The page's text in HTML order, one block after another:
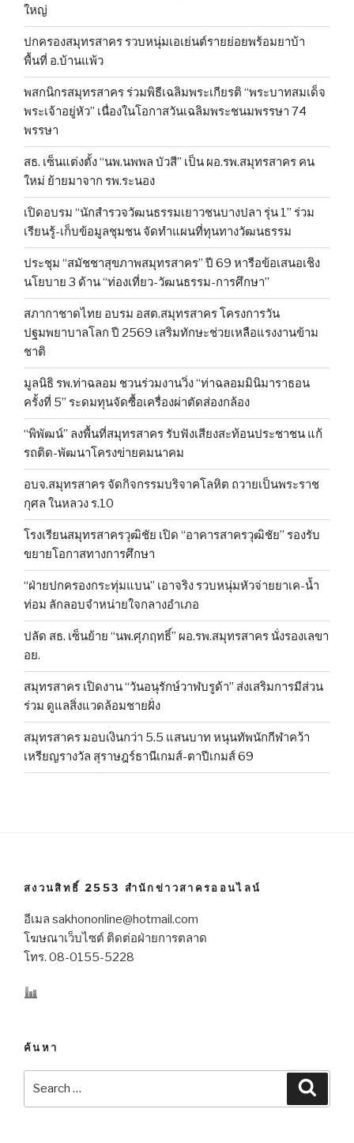
ใหญ่
ปกครองสมุทรสาคร รวบหนุ่มเอเย่นต์รายย่อยพร้อมยาบ้า
พื้นที่ อ.บ้านแพ้ว
พสกนิกรสมุทรสาคร ร่วมพิธีเฉลิมพระเกียรติ “พระบาทสมเด็จ
พระเจ้าอยู่หัว” เนื่องในโอกาสวันเฉลิมพระชนมพรรษา 74
พรรษา
สธ. เซ็นแต่งตั้ง “นพ.นพพล บัวสี” เป็น ผอ.รพ.สมุทรสาคร คน
ใหม่ ย้ายมาจาก รพ.ระนอง
เปิดอบรม “นักสำรวจวัฒนธรรมเยาวชนบางปลา รุ่น 1” ร่วม
เรียนรู้-เก็บข้อมูลชุมชน จัดทำแผนที่ทุนทางวัฒนธรรม
ประชุม “สมัชชาสุขภาพสมุทรสาคร” ปี 69 หารือข้อเสนอเชิง
นโยบาย 3 ด้าน “ท่องเที่ยว-วัฒนธรรม-การศึกษา”
สภากาชาดไทย อบรม อสต.สมุทรสาคร โครงการวัน
ปฐมพยาบาลโลก ปี 2569 เสริมทักษะช่วยเหลือแรงงานข้าม
ชาติ
มูลนิธิ รพ.ท่าฉลอม ชวนร่วมงานวิ่ง “ท่าฉลอมมินิมาราธอน
ครั้งที่ 5” ระดมทุนจัดซื้อเครื่องผ่าตัดส่องกล้อง
“พิพัฒน์” ลงพื้นที่สมุทรสาคร รับฟังเสียงสะท้อนประชาชน แก้
รถติด-พัฒนาโครงข่ายคมนาคม
อบจ.สมุทรสาคร จัดกิจกรรมบริจาคโลหิต ถวายเป็นพระราช
กุศล ในหลวง ร.10
โรงเรียนสมุทรสาครวุฒิชัย เปิด “อาคารสาครวุฒิชัย” รองรับ
ขยายโอกาสทางการศึกษา
“ฝ่ายปกครองกระทุ่มแบน” เอาจริง รวบหนุ่มหัวจ่ายยาเค-น้ำ
ท่อม ลักลอบจำหน่ายใจกลางอำเภอ
ปลัด สธ. เซ็นย้าย “นพ.ศุภฤทธิ์” ผอ.รพ.สมุทรสาคร นั่งรองเลขา
อย.
สมุทรสาคร เปิดงาน “วันอนุรักษ์วาฬบรูด้า” ส่งเสริมการมีส่วน
ร่วม ดูแลสิ่งแวดล้อมชายฝั่ง
สมุทรสาคร มอบเงินกว่า 5.5 แสนบาท หนุนทัพนักกีฬาคว้า
เหรียญรางวัล สุราษฎร์ธานีเกมส์-ตาปีเกมส์ 69
สงวนสิทธิ์ 2553 สำนักข่าวสาครออนไลน์
อีเมล sakhononline@hotmail.com
โฆษณาเว็บไซต์ ติดต่อฝ่ายการตลาด
โทร. 08-0155-5228
ค้นหา